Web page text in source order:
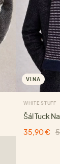
VLNA
WHITE STUFF
Šál Tuck
35,90 €